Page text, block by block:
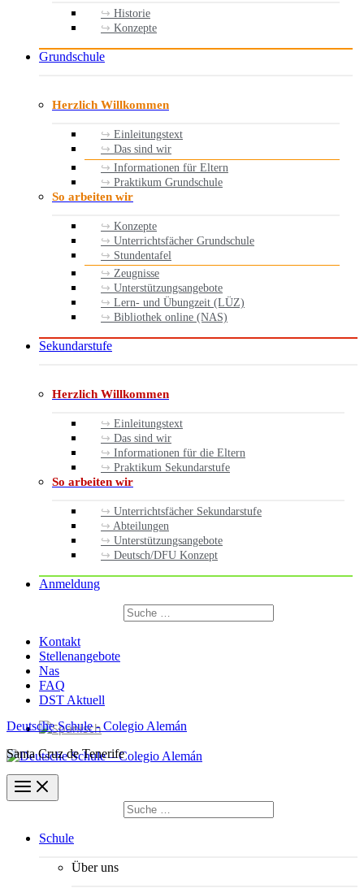
Historie
Konzepte
Grundschule
Herzlich Willkommen
Einleitungstext
Das sind wir
Informationen für Eltern
Praktikum Grundschule
So arbeiten wir
Konzepte
Unterrichtsfächer Grundschule
Stundentafel
Zeugnisse
Unterstützungsangebote
Lern- und Übungzeit (LÜZ)
Bibliothek online (NAS)
Sekundarstufe
Herzlich Willkommen
Einleitungstext
Das sind wir
Informationen für die Eltern
Praktikum Sekundarstufe
So arbeiten wir
Unterrichtsfächer Sekundarstufe
Abteilungen
Unterstützungsangebote
Deutsch/DFU Konzept
Anmeldung
Suchen
nach:
Kontakt
Stellenangebote
Nas
FAQ
DST Aktuell
Deutsche Schule - Colegio Alemán
Santa Cruz de Tenerife
Suchen
nach:
Schule
Über uns